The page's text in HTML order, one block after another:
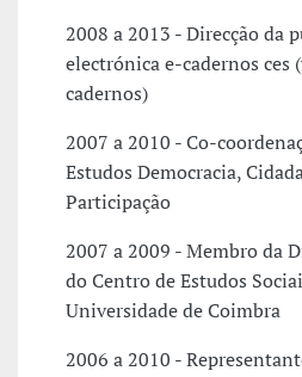
2008 a 2013 - Direcção da
electrónica e-cadernos ces
cadernos)
2007 a 2010 - Co-
Estudos Democracia,
Participação
2007 a 2009 - Membro da
do Centro de Estudos
Universidade de Coimbra
2006 a 2010 -